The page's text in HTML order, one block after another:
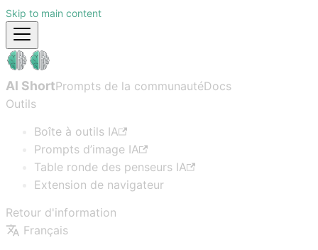
Skip to main content
AI ShortPrompts de la communautéDocs
Outils
Boîte à outils IA
Prompts d’image IA
Table ronde des penseurs IA
Extension de navigateur
Retour d'information
Français